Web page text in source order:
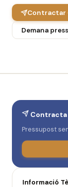
Contractar
Demana
Pressupost
Informació